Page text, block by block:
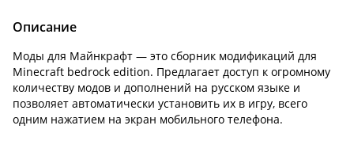
Описание
Моды для Майнкрафт — это сборник модификаций для
Minecraft bedrock edition. Предлагает доступ к огромному
количеству модов и дополнений на русском языке и
позволяет автоматически установить их в игру, всего
одним нажатием на экран мобильного телефона.